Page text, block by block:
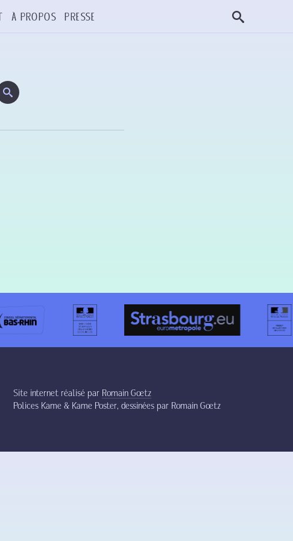
À propos Presse
Site internet réalisé par Romain Gœtz
Polices Kame & Kame Poster, dessinées par Romain Gœtz